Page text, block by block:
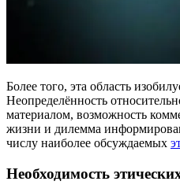
Более того, эта область
Неопределённость
материалом, возможность
жизни и дилемма
числу наиболее обсуждаемых
Необходимость